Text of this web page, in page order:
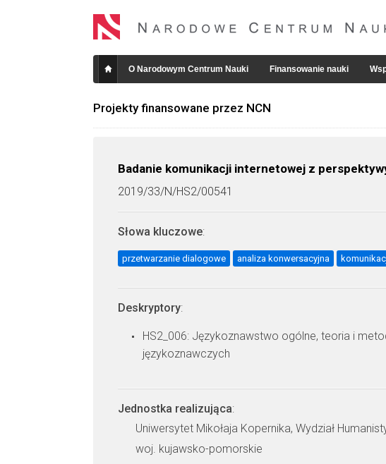
O Narodowym Centrum Nauki Finansowanie nauki
Projekty finansowane przez NCN
Badanie komunikacji internetowej z
2019/33/N/HS2/00541
Słowa kluczowe:
przetwarzanie dialogowe analiza konwersacyjna
Deskryptory:
HS2_006: Językoznawstwo ogólne, teoria i
językoznawczych
Jednostka realizująca:
Uniwersytet Mikołaja Kopernika, Wydział
woj. kujawsko-pomorskie